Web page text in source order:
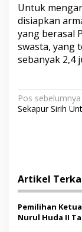
Untuk
disiapkan
yang berasal
swasta, yang
sebanyak 2,4
N
a
a
s
i
Pos sebelumnya
Sekapur Sirih
Artikel
Pemilihan Ketua
Nurul Huda II